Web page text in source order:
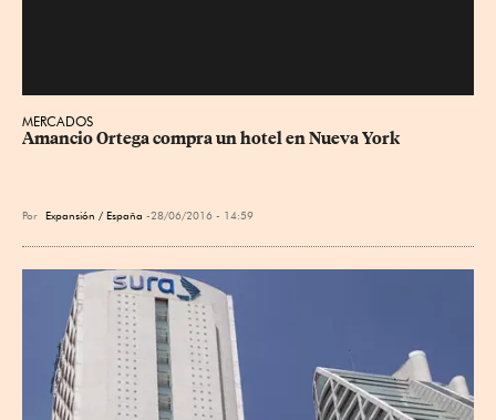
MERCADOS
Amancio Ortega compra un hotel en Nueva York
Por Expansión / España 28/06/2016 - 14:59